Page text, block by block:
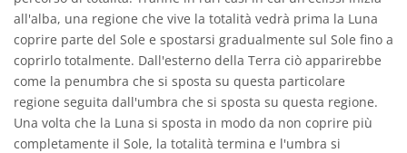
all'alba, una regione che vive la totalità vedrà prima la Luna
coprire parte del Sole e spostarsi gradualmente sul Sole fino a
coprirlo totalmente. Dall'esterno della Terra ciò apparirebbe
come la penumbra che si sposta su questa particolare
regione seguita dall'umbra che si sposta su questa regione.
Una volta che la Luna si sposta in modo da non coprire più
completamente il Sole, la totalità termina e l'umbra si